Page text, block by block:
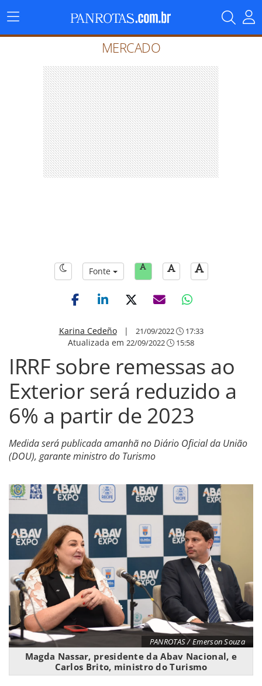
Menu
Principal
MERCADO
Fonte
Karina Cedeño| 21/09/2022 17:33
Atualizada em 22/09/2022 15:58
IRRF sobre remessas ao
Exterior será reduzido a
6% a partir de 2023
Medida será publicada amanhã no Diário Oficial da União
(DOU), garante ministro do Turismo
PANROTAS / Emerson Souza
Magda Nassar, presidente da Abav Nacional, e
Carlos Brito, ministro do Turismo